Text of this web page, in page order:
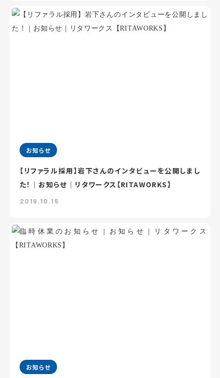
お知らせ
【リファラル採用】岩下さんのインタビューを公開しまし
た！｜お知らせ｜リタワークス【RITAWORKS】
2019.10.15
お知らせ